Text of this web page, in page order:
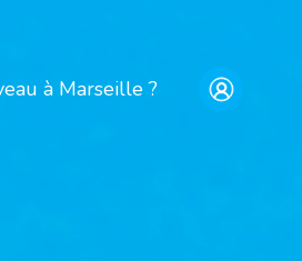
à Marseille ?